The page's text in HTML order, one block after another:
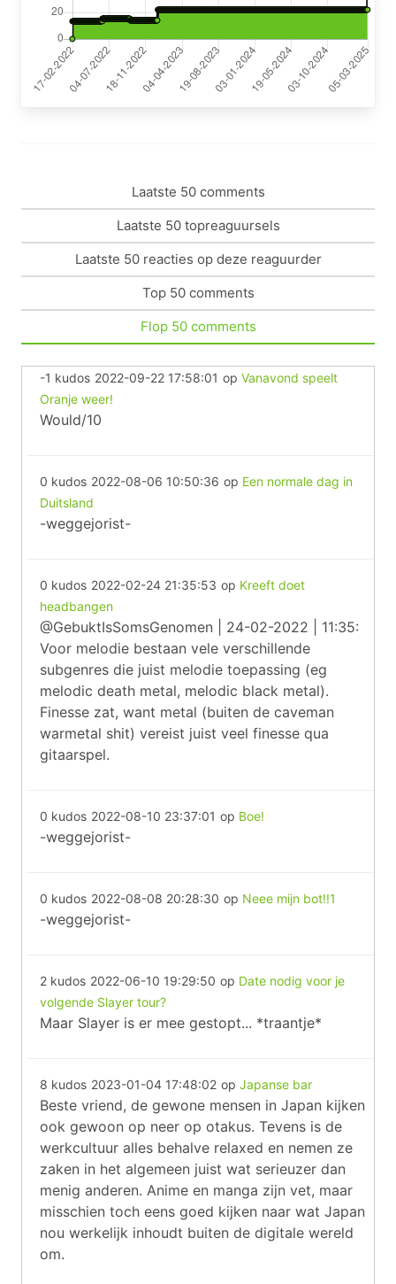
Laatste 50 comments
Laatste 50 topreaguursels
Laatste 50 reacties op deze reaguurder
Top 50 comments
Flop 50 comments
-1 kudos 2022-09-22 17:58:01 op Vanavond speelt
Oranje weer!
Would/10
0 kudos 2022-08-06 10:50:36 op Een normale dag in
Duitsland
-weggejorist-
0 kudos 2022-02-24 21:35:53 op Kreeft doet
headbangen
@GebuktIsSomsGenomen | 24-02-2022 | 11:35:
Voor melodie bestaan vele verschillende
subgenres die juist melodie toepassing (eg
melodic death metal, melodic black metal).
Finesse zat, want metal (buiten de caveman
warmetal shit) vereist juist veel finesse qua
gitaarspel.
0 kudos 2022-08-10 23:37:01 op Boe!
-weggejorist-
0 kudos 2022-08-08 20:28:30 op Neee mijn bot!!1
-weggejorist-
2 kudos 2022-06-10 19:29:50 op Date nodig voor je
volgende Slayer tour?
Maar Slayer is er mee gestopt... *traantje*
8 kudos 2023-01-04 17:48:02 op Japanse bar
Beste vriend, de gewone mensen in Japan kijken
ook gewoon op neer op otakus. Tevens is de
werkcultuur alles behalve relaxed en nemen ze
zaken in het algemeen juist wat serieuzer dan
menig anderen. Anime en manga zijn vet, maar
misschien toch eens goed kijken naar wat Japan
nou werkelijk inhoudt buiten de digitale wereld
om.